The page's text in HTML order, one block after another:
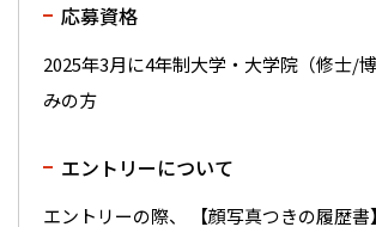
応募資格
2025年3月に4年制大学・大学院（修士/
みの方
エントリーについて
エントリーの際、 【顔写真つきの履歴書